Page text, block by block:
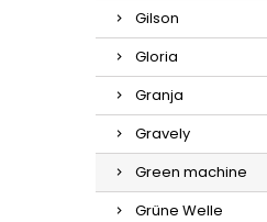
Gilson
Gloria
Granja
Gravely
Green machine
Grüne Welle